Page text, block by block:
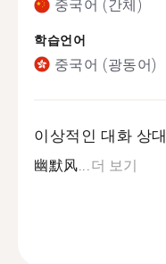
중국어 (간체)
학습언어
중국어 (광동어)
이상적인 대화 상대
幽默风... 더 보기